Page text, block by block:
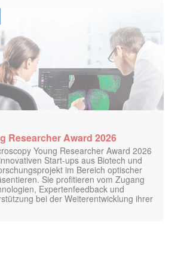
Researcher Award 2026
Young Researcher Award 2026
Start-ups aus Biotech und
im Bereich optischer
Sie profitieren vom Zugang
Expertenfeedback und
bei der Weiterentwicklung ihrer